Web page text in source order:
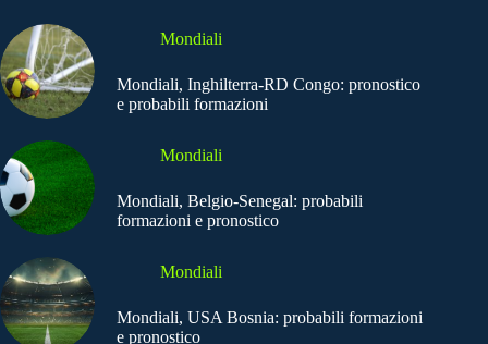
Mondiali
Mondiali, Inghilterra-RD Congo: pronostico
e probabili formazioni
Mondiali
Mondiali, Belgio-Senegal: probabili
formazioni e pronostico
Mondiali
Mondiali, USA Bosnia: probabili formazioni
e pronostico